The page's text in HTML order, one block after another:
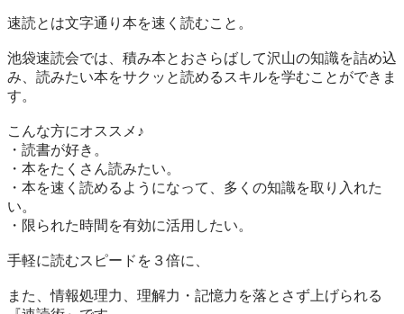
速読とは文字通り本を速く読むこと。
池袋速読会では、積み本とおさらばして沢山の知識を詰め込
み、読みたい本をサクッと読めるスキルを学むことができま
す。
こんな方にオススメ♪
・読書が好き。
・本をたくさん読みたい。
・本を速く読めるようになって、多くの知識を取り入れた
い。
・限られた時間を有効に活用したい。
手軽に読むスピードを３倍に、
また、情報処理力、理解力・記憶力を落とさず上げられる